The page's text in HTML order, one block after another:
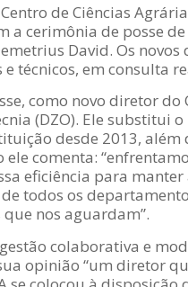
de Ciências
a cerimônia de posse
David. Os
técnicos, em consulta
como novo diretor do
(DZO). Ele substitui
desde 2013,
comenta:
eficiência para
todos os
nos aguardam”.
colaborativa e
opinião “um diretor